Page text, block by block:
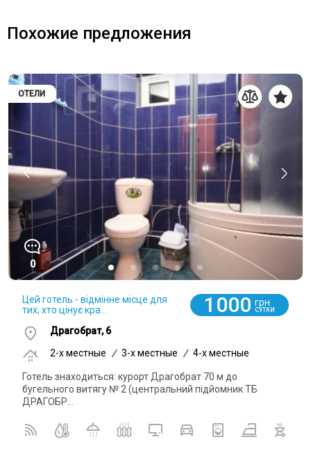
Похожие предложения
ОТЕЛИ
0
Цей готель - відмінне місце для
тих, хто цінує кра...
1000 грн
СУТКИ
Драгобрат, 6
2-x местные
/ 3-x местные / 4-x местные
Готель знаходиться: курорт Драгобрат 70 м до
бугельного витягу № 2 (центральний підйомник ТБ
ДРАГОБР...